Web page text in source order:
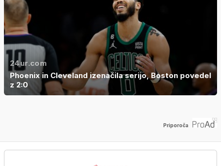
24ur.com
Phoenix in Cleveland izenačila serijo, Boston povedel
z 2:0
Priporoča